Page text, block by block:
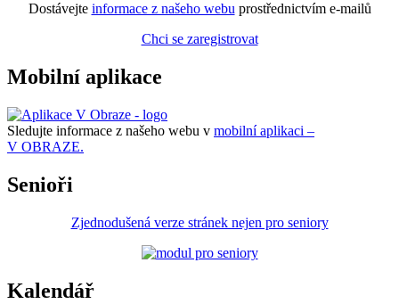
Dostávejte informace z našeho webu prostřednictvím e-mailů
Chci se zaregistrovat
Mobilní aplikace
Sledujte informace z našeho webu v mobilní aplikaci –
V OBRAZE.
Senioři
Zjednodušená verze stránek nejen pro seniory
Kalendář